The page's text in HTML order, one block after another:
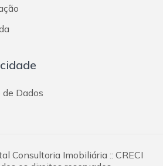
de Dados
Consultoria Imobiliária :: CRECI